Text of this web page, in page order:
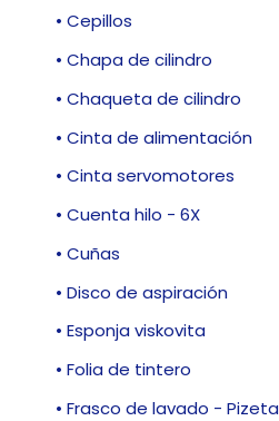
• Cepillos
• Chapa de cilindro
• Chaqueta de cilindro
• Cinta de alimentación
• Cinta servomotores
• Cuenta hilo - 6X
• Cuñas
• Disco de aspiración
• Esponja viskovita
• Folia de tintero
• Frasco de lavado - Pizeta